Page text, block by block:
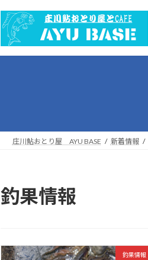
庄川鮎おとり屋 AYU BASE 新着情報
釣果情報
釣果情報